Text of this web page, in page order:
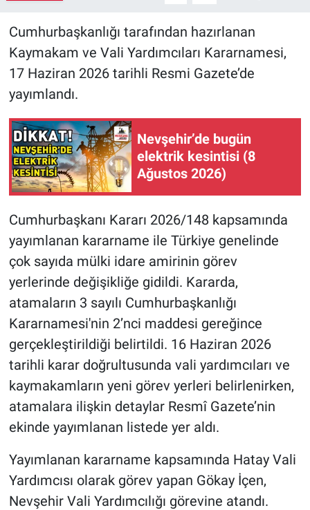
Cumhurbaşkanlığı tarafından hazırlanan
Kaymakam ve Vali Yardımcıları Kararnamesi,
17 Haziran 2026 tarihli Resmi Gazete’de
yayımlandı.
Nevşehir’de bugün
elektrik kesintisi (8
Ağustos 2026)
Cumhurbaşkanı Kararı 2026/148 kapsamında
yayımlanan kararname ile Türkiye genelinde
çok sayıda mülki idare amirinin görev
yerlerinde değişikliğe gidildi. Kararda,
atamaların 3 sayılı Cumhurbaşkanlığı
Kararnamesi'nin 2’nci maddesi gereğince
gerçekleştirildiği belirtildi. 16 Haziran 2026
tarihli karar doğrultusunda vali yardımcıları ve
kaymakamların yeni görev yerleri belirlenirken,
atamalara ilişkin detaylar Resmî Gazete’nin
ekinde yayımlanan listede yer aldı.
Yayımlanan kararname kapsamında Hatay Vali
Yardımcısı olarak görev yapan Gökay İçen,
Nevşehir Vali Yardımcılığı görevine atandı.